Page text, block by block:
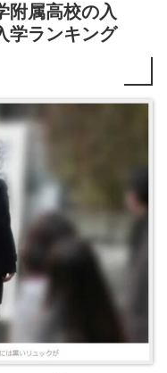
附属高校の入
学ランキング